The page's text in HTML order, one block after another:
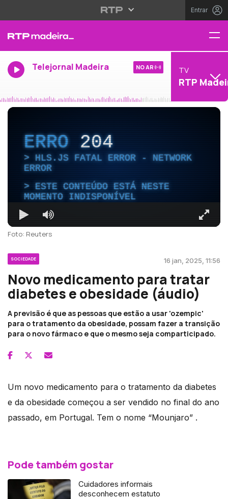
Entrar
Telejornal Madeira NO AR TV
RTP
ERRO204
HLS.JS FATAL ERROR - NETWORK
ERROR
ESTE CONTEÚDO ESTÁ NESTE
MOMENTO INDISPONÍVEL
Foto: Reuters
SOCIEDADE 16 jan, 2025, 11:56
Novo medicamento para tratar
diabetes e obesidade (áudio)
A previsão é que as pessoas que estão a usar 'ozempic'
para o tratamento da obesidade, possam fazer a transição
para o novo fármaco e que o mesmo seja comparticipado.
Um novo medicamento para o tratamento da diabetes
e da obesidade começou a ser vendido no final do ano
passado, em Portugal. Tem o nome “Mounjaro” .
Pode também gostar
Cuidadores informais
desconhecem estatuto